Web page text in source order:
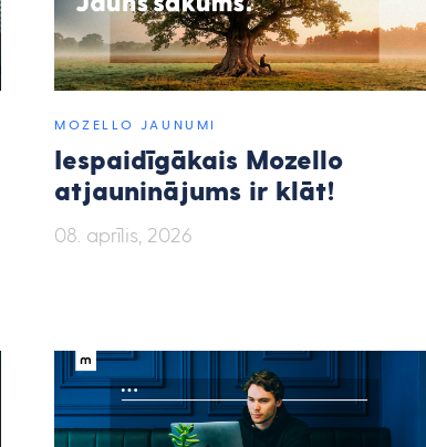
MOZELLO JAUNUMI
Iespaidīgākais Mozello
atjauninājums ir klāt!
08. aprīlis, 2026